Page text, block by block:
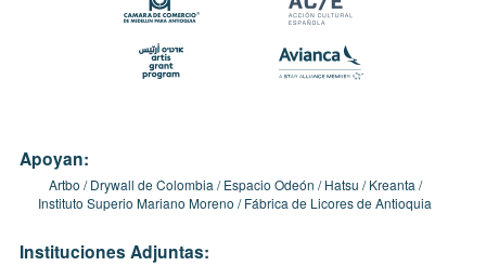
Apoyan:
Artbo Drywall de Colombia Espacio Odeón Hatsu
Kreanta
Instituto Superio Mariano Moreno
Fábrica de Licores de Antioquia
Instituciones Adjuntas: